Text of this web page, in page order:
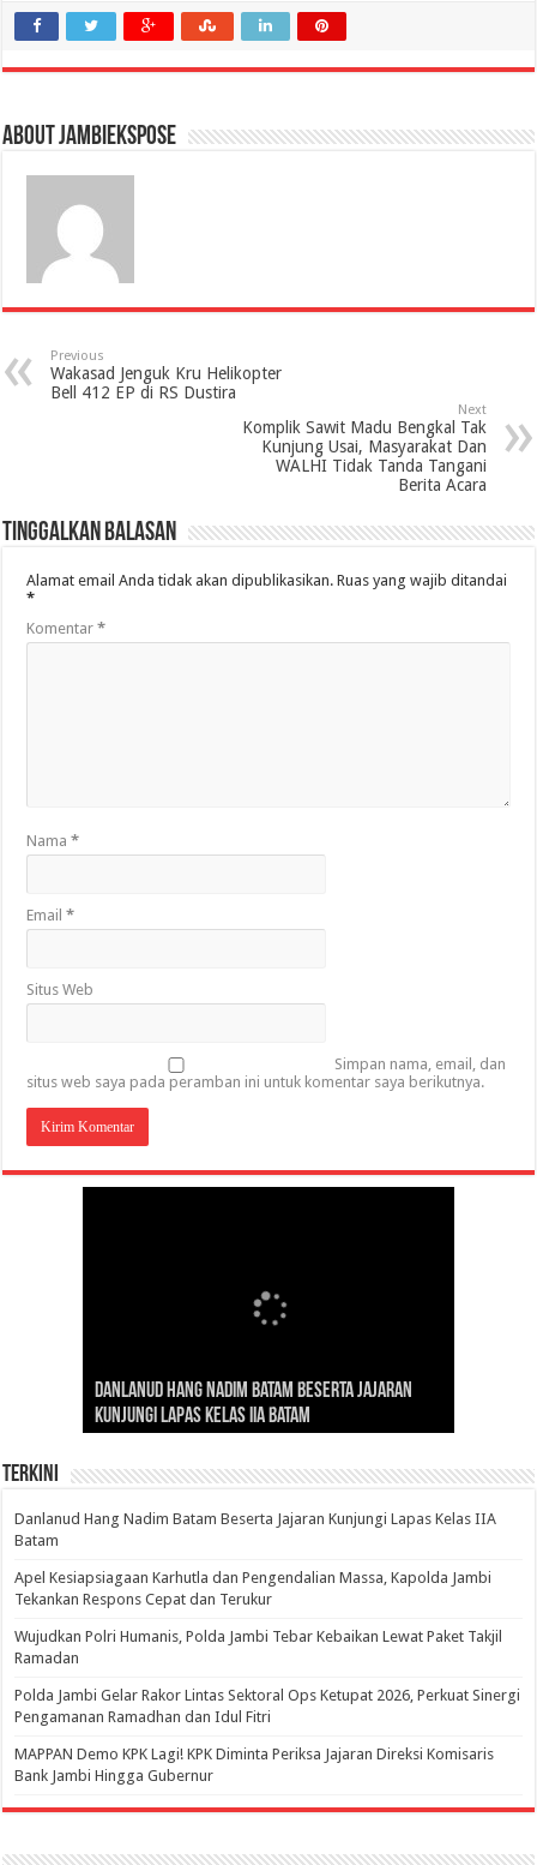
About jambiekspose
Previous
Wakasad Jenguk Kru Helikopter
Bell 412 EP di RS Dustira
Next
Komplik Sawit Madu Bengkal Tak
Kunjung Usai, Masyarakat Dan
WALHI Tidak Tanda Tangani
Berita Acara
Tinggalkan Balasan
Alamat email Anda tidak akan dipublikasikan. Ruas yang wajib ditandai
*
Komentar*
Nama*
Email*
Situs Web
Simpan nama, email, dan
situs web saya pada peramban ini untuk komentar saya berikutnya.
Danlanud Hang Nadim Batam Beserta Jajaran
Kunjungi Lapas Kelas IIA Batam
Silaturahmi dan Reses Komite I DPD RI di Polda
Jambi Bahas Sinergitas Penanganan Narkotika
Edukasi Pembentukan Karakter Generasi
Penerus
Cepat Beroperasi Agar Bisa Layani Masyarakat
Penuhi Kebutuhannya
Nusantara: Ratu Wangsa, Wanita Berkelas
dengan Pengaruh Internasional
Terkini
Danlanud Hang Nadim Batam Beserta Jajaran Kunjungi Lapas Kelas IIA
Batam
Apel Kesiapsiagaan Karhutla dan Pengendalian Massa, Kapolda Jambi
Tekankan Respons Cepat dan Terukur
Wujudkan Polri Humanis, Polda Jambi Tebar Kebaikan Lewat Paket Takjil
Ramadan
Polda Jambi Gelar Rakor Lintas Sektoral Ops Ketupat 2026, Perkuat Sinergi
Pengamanan Ramadhan dan Idul Fitri
‎MAPPAN Demo KPK Lagi! KPK Diminta Periksa Jajaran Direksi Komisaris
Bank Jambi Hingga Gubernur ‎